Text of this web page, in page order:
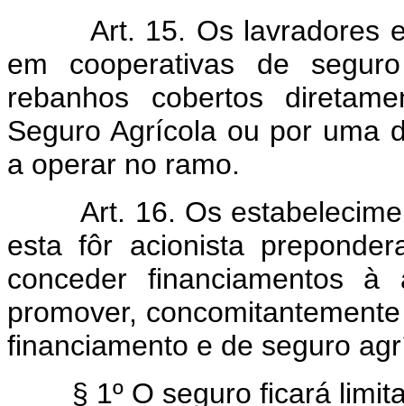
Art. 15. Os lavradores
em cooperativas de
rebanhos cobertos
Seguro Agrícola ou por uma
a operar no ramo.
Art. 16. Os
esta fôr acionista
conceder financiamentos
promover,
financiamento e de seguro
§ 1º O seguro ficará